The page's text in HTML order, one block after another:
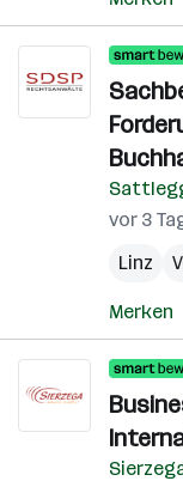
vor 3
Linz
Merken